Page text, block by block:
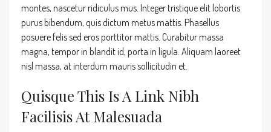
montes, nascetur ridiculus mus. Integer tristique elit lobortis
purus bibendum, quis dictum metus mattis. Phasellus
posuere felis sed eros porttitor mattis. Curabitur massa
magna, tempor in blandit id, porta in ligula. Aliquam laoreet
nisl massa, at interdum mauris sollicitudin et.
Quisque This Is A Link Nibh
Facilisis At Malesuada